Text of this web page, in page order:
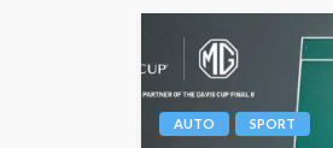
AUTO SPORT